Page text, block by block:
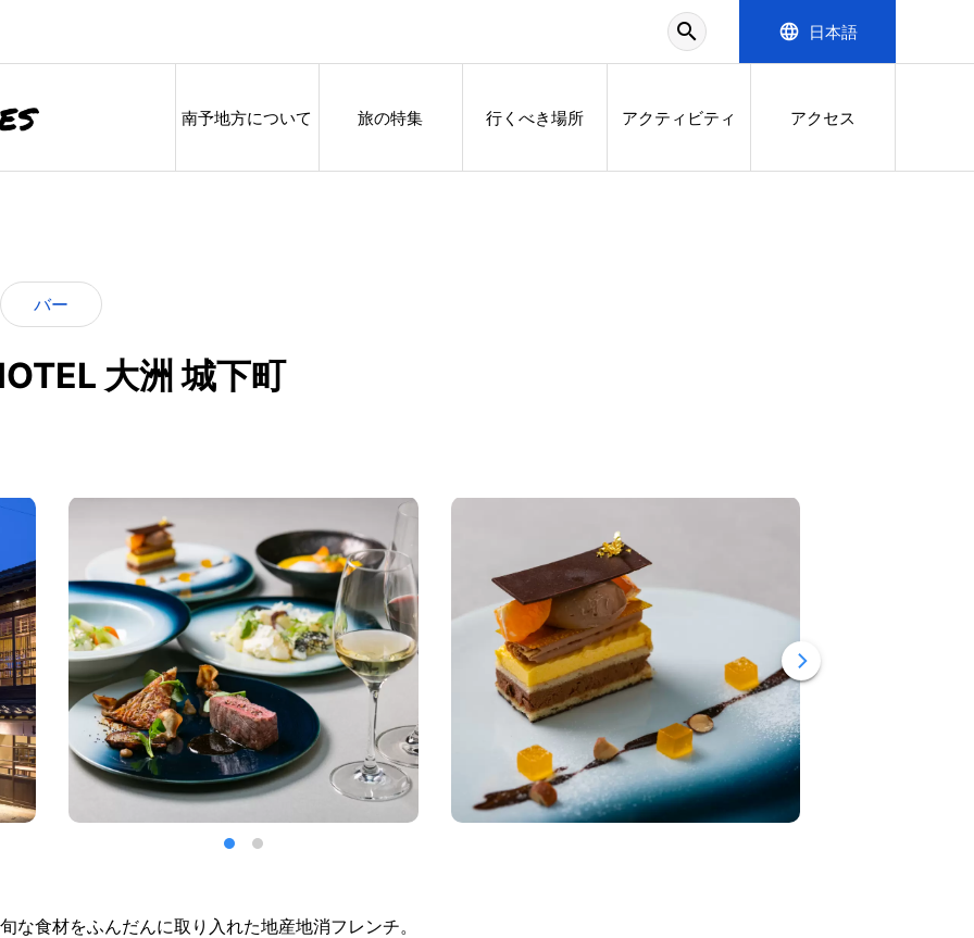
search language 日本語
南予地方について 旅の特集 行くべき場所 アクティビティ アクセス
バー
大洲 城下町
な食材をふんだんに取り入れた地産地消フレンチ。